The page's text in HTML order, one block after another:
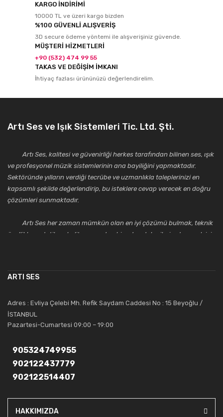
KARGO İNDİRİMİ
10000 TL ve üzeri kargo bizden
%100 GÜVENLİ ALIŞVERİŞ
3D secure ödeme yöntemi ile alışverişiniz güvende.
MÜŞTERİ HİZMETLERİ
+90 (532) 474 99 55
TAKAS VE DEĞİŞİM İMKANI
İhtiyaç fazlası ürününüzü değerlendirelim.
Artı Ses ve Işık Sistemleri Tic. Ltd. Şti.
Artı Ses, kalitesi ve güvenirliği herkes tarafından bilinen ses, ışık
ve profesyonel müzik sistemlerinin ana bayiliğini yapmaktadır.
Sektöründe yılların verdiği tecrübe ve uzmanlıkla taleplerinizi en
kapsamlı şekilde değerlendirip, bu isteklere cevap verecek en doğru
çözümleri sunmaktadır.
Artı Ses her zaman mümkün olan en iyi çözümü bulmak, teknik
özellikler, estetik ve kalite açısından bir adım daha ileriye taşımak için
saygıdeğer yerini kazanmıştır.
Artı Ses, güler yüzü ve deneyimi ile bu gün ve gelecekte
güvenebileceğiniz bir tercihtir.
ARTI SES
Adres : Evliya Çelebi Mh. Refik Saydam Caddesi No : 15 Beyoğlu /
İSTANBUL
Pazartesi-Cumartesi 09:00 – 19:00
905324749955
902122437779
902122514407
HAKKIMIZDA